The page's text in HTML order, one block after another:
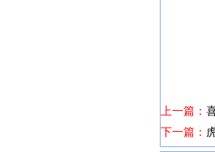
上一篇：
下一篇：